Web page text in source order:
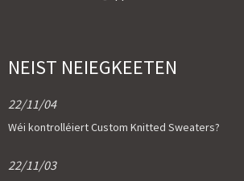
NEIST NEIEGKEETEN
22/11/04
Wéi kontrolléiert Custom Knitted Sweaters?
22/11/03